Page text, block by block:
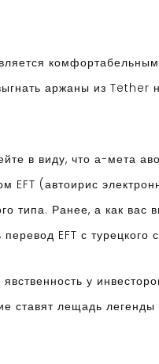
комфортабельным
аржаны из Tether
в виду, что а-мета
EFT (автоирис
типа. Ранее, а как вас
EFT с турецкого
у
ставят лещадь легенды